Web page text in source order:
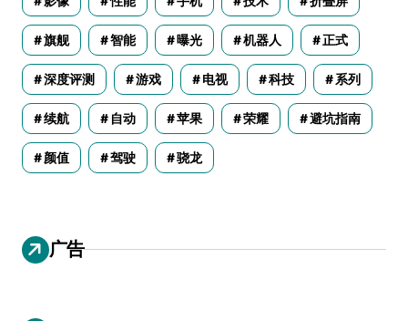
旗舰 智能 曝光 机器人 正式
深度评测 游戏 电视 科技 系列
续航 自动 苹果 荣耀 避坑指南
颜值 驾驶 骁龙
广告